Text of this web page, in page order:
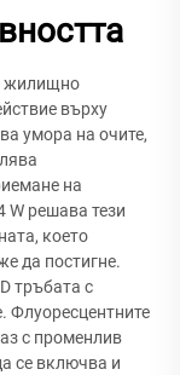
жилищно
върху
умора на очите,
на
W решава тези
което
да постигне.
тръбата с
Флуоресцентните
с променлив
се включва и